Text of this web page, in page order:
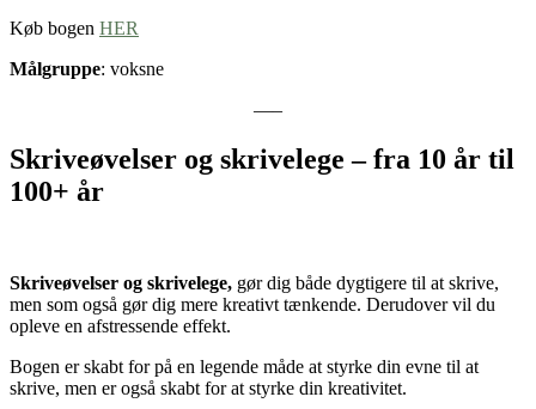
Køb bogen HER
Målgruppe: voksne
—–
Skriveøvelser og skrivelege – fra 10 år til
100+ år
Skriveøvelser og skrivelege, gør dig både dygtigere til at skrive,
men som også gør dig mere kreativt tænkende. Derudover vil du
opleve en afstressende effekt.
Bogen er skabt for på en legende måde at styrke din evne til at
skrive, men er også skabt for at styrke din kreativitet.